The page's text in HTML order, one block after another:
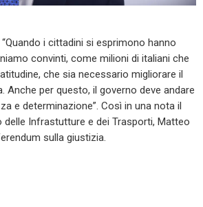
“Quando i cittadini si esprimono hanno
convinti, come milioni di italiani che
che sia necessario migliorare il
Anche per questo, il governo deve andare
e determinazione”. Così in una nota il
delle Infrastutture e dei Trasporti, Matteo
sulla giustizia.